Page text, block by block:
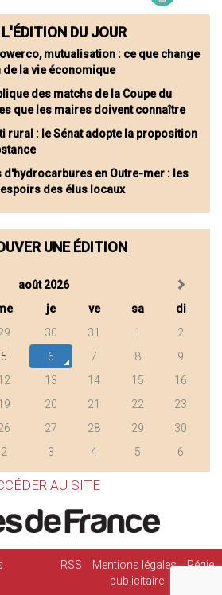
DU JOUR
mutualisation : ce que change
la vie économique
des matchs de la Coupe du
que les maires doivent connaître
rural : le Sénat adopte la proposition
d'hydrocarbures en Outre-mer : les
des élus locaux
UNE ÉDITION
août 2026
je ve sa
di
30 31 1
2
5 6 7 8
9
13 14 15
16
20 21 22
23
27 28 29
30
2 3 4 5 6
AU SITE
RSS Mentions légales
Régie
publicitaire